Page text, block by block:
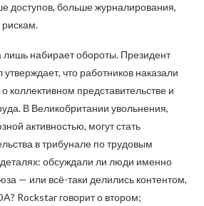
доступов, больше журналирования,
рискам.
лишь набирает обороты. Президент
что работников наказали
коллективном представительстве и
В Великобритании увольнения,
активностью, могут стать
в трибунале по трудовым
обсуждали ли люди именно
— или всё-таки делились контентом,
Rockstar говорит о втором;